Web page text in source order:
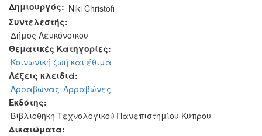
Δημιουργός: Niki Christofi
Συντελεστής:
Δήμος Λευκόνοικου
Θεματικές Κατηγορίες:
Κοινωνική ζωή και έθιμα
Λέξεις κλειδιά:
Αρραβώνας Αρραβώνες
Εκδότης:
Βιβλιοθήκη Τεχνολογικού Πανεπιστημίου Κύπρου
Δικαιώματα: